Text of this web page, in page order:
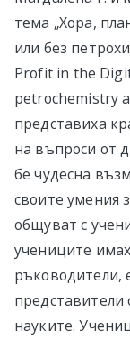
тема „Хора,
или без
Profit in the
petrochemistry
представиха
на въпроси от
бе чудесна
своите умения
общуват с
учениците
ръководители,
представители
науките.